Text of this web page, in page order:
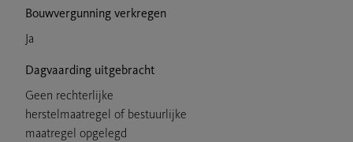
Bouwvergunning verkregen
Ja
Dagvaarding uitgebracht
Geen rechterlijke
herstelmaatregel of bestuurlijke
maatregel opgelegd